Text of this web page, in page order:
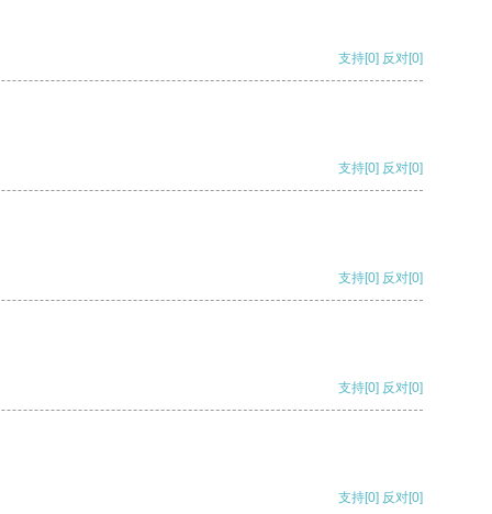
支持[0] 反对[0]
支持[0] 反对[0]
支持[0] 反对[0]
支持[0] 反对[0]
支持[0] 反对[0]